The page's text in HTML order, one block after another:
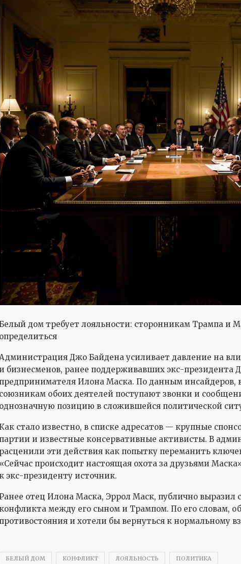
дом требует лояльности: сторонникам Трампа и
определиться
Администрация Джо Байдена усиливает давление на
и бизнесменов, ранее поддерживавших экс-президента
предпринимателя Илона Маска. По данным инсайдеров,
союзникам обоих деятелей поступают звонки и
однозначную позицию в сложившейся политической
стало известно, в списке адресатов — крупные
партии и известные консервативные активисты. В
расценили эти действия как попытку переманить
«Сейчас происходит настоящая охота за друзьями
к экс-президенту источник.
отец Илона Маска, Эррол Маск, публично выразил
конфликта между его сыном и Трампом. По его словам,
противостояния и хотели бы вернуться к нормальному
БЕЛЫЙ ДОМ КОНФЛИКТ ЛОЯЛЬНОСТЬ ПОЛИТИКА